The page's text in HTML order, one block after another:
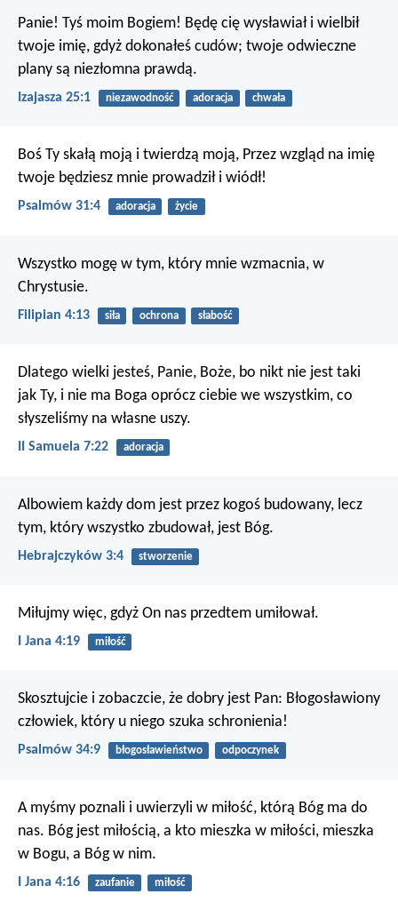
Panie! Tyś moim Bogiem! Będę cię wysławiał i wielbił
twoje imię, gdyż dokonałeś cudów; twoje odwieczne
plany są niezłomna prawdą.
Izajasza 25:1 niezawodność adoracja chwała
Boś Ty skałą moją i twierdzą moją, Przez wzgląd na imię
twoje będziesz mnie prowadził i wiódł!
Psalmów 31:4 adoracja życie
Wszystko mogę w tym, który mnie wzmacnia, w
Chrystusie.
Filipian 4:13 siła ochrona słabość
Dlatego wielki jesteś, Panie, Boże, bo nikt nie jest taki
jak Ty, i nie ma Boga oprócz ciebie we wszystkim, co
słyszeliśmy na własne uszy.
II Samuela 7:22 adoracja
Albowiem każdy dom jest przez kogoś budowany, lecz
tym, który wszystko zbudował, jest Bóg.
Hebrajczyków 3:4 stworzenie
Miłujmy więc, gdyż On nas przedtem umiłował.
I Jana 4:19 miłość
Skosztujcie i zobaczcie, że dobry jest Pan: Błogosławiony
człowiek, który u niego szuka schronienia!
Psalmów 34:9 błogosławieństwo odpoczynek
A myśmy poznali i uwierzyli w miłość, którą Bóg ma do
nas. Bóg jest miłością, a kto mieszka w miłości, mieszka
w Bogu, a Bóg w nim.
I Jana 4:16 zaufanie miłość